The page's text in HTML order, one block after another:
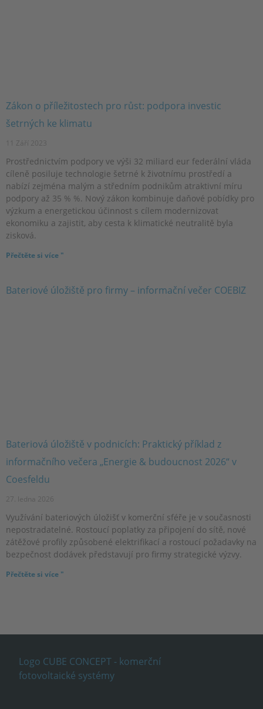
Zákon o příležitostech pro růst: podpora investic
šetrných ke klimatu
11 Září 2023
Prostřednictvím podpory ve výši 32 miliard eur federální vláda
cíleně posiluje technologie šetrné k životnímu prostředí a
nabízí zejména malým a středním podnikům atraktivní míru
podpory až 35 % %. Nový zákon kombinuje daňové pobídky pro
výzkum a energetickou účinnost s cílem modernizovat
ekonomiku a zajistit, aby cesta k klimatické neutralitě byla
zisková.
Přečtěte si více "
Bateriová úložiště v podnicích: Praktický příklad z
informačního večera „Energie & budoucnost 2026“ v
Coesfeldu
27. ledna 2026
Využívání bateriových úložišť v komerční sféře je v současnosti
nepostradatelné. Rostoucí poplatky za připojení do sítě, nové
zátěžové profily způsobené elektrifikací a rostoucí požadavky na
bezpečnost dodávek představují pro firmy strategické výzvy.
Přečtěte si více "